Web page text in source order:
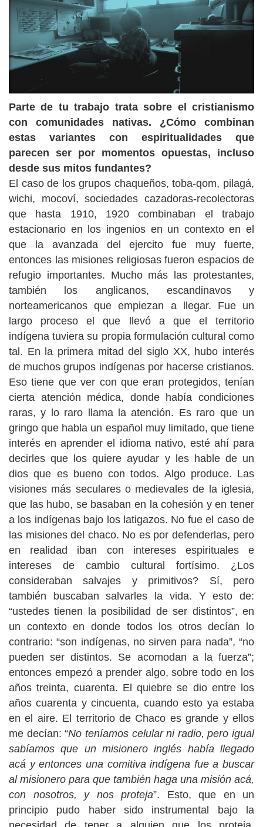
Parte de tu trabajo trata sobre el cristianismo
con comunidades nativas. ¿Cómo combinan
estas variantes con espiritualidades que
parecen ser por momentos opuestas, incluso
desde sus mitos fundantes?
El caso de los grupos chaqueños, toba-qom, pilagá,
wichi, mocoví, sociedades cazadoras-recolectoras
que hasta 1910, 1920 combinaban el trabajo
estacionario en los ingenios en un contexto en el
que la avanzada del ejercito fue muy fuerte,
entonces las misiones religiosas fueron espacios de
refugio importantes. Mucho más las protestantes,
también los anglicanos, escandinavos y
norteamericanos que empiezan a llegar. Fue un
largo proceso el que llevó a que el territorio
indígena tuviera su propia formulación cultural como
tal. En la primera mitad del siglo XX, hubo interés
de muchos grupos indígenas por hacerse cristianos.
Eso tiene que ver con que eran protegidos, tenían
cierta atención médica, donde había condiciones
raras, y lo raro llama la atención. Es raro que un
gringo que habla un español muy limitado, que tiene
interés en aprender el idioma nativo, esté ahí para
decirles que los quiere ayudar y les hable de un
dios que es bueno con todos. Algo produce. Las
visiones más seculares o medievales de la iglesia,
que las hubo, se basaban en la cohesión y en tener
a los indígenas bajo los latigazos. No fue el caso de
las misiones del chaco. No es por defenderlas, pero
en realidad iban con intereses espirituales e
intereses de cambio cultural fortísimo. ¿Los
consideraban salvajes y primitivos? Sí, pero
también buscaban salvarles la vida. Y esto de:
“ustedes tienen la posibilidad de ser distintos”, en
un contexto en donde todos los otros decían lo
contrario: “son indígenas, no sirven para nada”, “no
pueden ser distintos. Se acomodan a la fuerza”;
entonces empezó a prender algo, sobre todo en los
años treinta, cuarenta. El quiebre se dio entre los
años cuarenta y cincuenta, cuando esto ya estaba
en el aire. El territorio de Chaco es grande y ellos
me decían: “No teníamos celular ni radio, pero igual
sabíamos que un misionero inglés había llegado
acá y entonces una comitiva indígena fue a buscar
al misionero para que también haga una misión acá,
con nosotros, y nos proteja”. Esto, que en un
principio pudo haber sido instrumental bajo la